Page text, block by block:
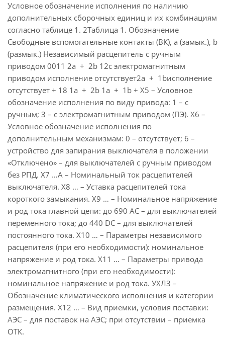
Условное обозначение исполнения по наличию
дополнительных сборочных единиц и их комбинациям
согласно таблице 1. 2Таблица 1. Обозначение
Свободные вспомогательные контакты (ВК), а (замык.), b
(размык.) Независимый расцепитель с ручным
приводом 0011 2a + 2b 12с электромагнитным
приводом исполнение отсутствует2a + 1bисполнение
отсутствует + 18 1a + 2b 1a + 1b + Х5 – Условное
обозначение исполнения по виду привода: 1 – с
ручным; 3 – с электромагнитным приводом (ПЭ). Х6 –
Условное обозначение исполнения по
дополнительным механизмам: 0 – отсутствует; 6 –
устройство для запирания выключателя в положении
«Отключено» – для выключателей с ручным приводом
без РПД. Х7 …А – Номинальный ток расцепителей
выключателя. Х8 … – Уставка расцепителей тока
короткого замыкания. Х9 … – Номинальное напряжение
и род тока главной цепи: до 690 АС – для выключателей
переменного тока; до 440 DС – для выключателей
постоянного тока. Х10 … – Параметры независимого
расцепителя (при его необходимости): номинальное
напряжение и род тока. Х11 … – Параметры привода
электромагнитного (при его необходимости):
номинальное напряжение и род тока. УХЛ3 –
Обозначение климатического исполнения и категории
размещения. Х12 … – Вид приемки, условия поставки:
АЭС – для поставок на АЭС; при отсутствии – приемка
ОТК.